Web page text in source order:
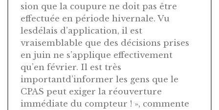
sion que la coupure ne doit pas être
effectuée en période hivernale. Vu
lesdélais d’application, il est
vraisemblable que des décisions prises
en juin ne s’applique effectivement
qu’en février. Il est très
importantd’informer les gens que le
CPAS peut exiger la réouverture
immédiate du compteur ! », commente